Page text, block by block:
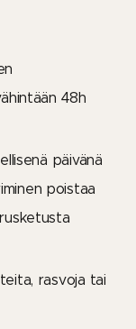
48h
päivänä
poistaa
rasvoja tai